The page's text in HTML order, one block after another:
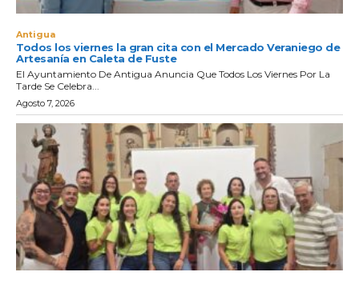
Antigua
Todos los viernes la gran cita con el Mercado Veraniego de
Artesanía en Caleta de Fuste
El Ayuntamiento De Antigua Anuncia Que Todos Los Viernes Por La
Tarde Se Celebra...
Agosto 7, 2026